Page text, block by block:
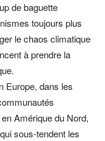
de baguette
toujours plus
le chaos climatique
à prendre la
Europe, dans les
Amérique du Nord,
sous-tendent les